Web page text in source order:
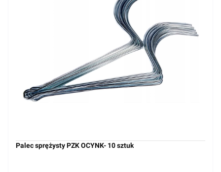
Palec sprężysty PZK OCYNK- 10 sztuk